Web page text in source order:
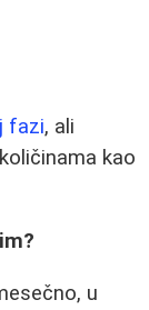
fazi, ali
kao
u